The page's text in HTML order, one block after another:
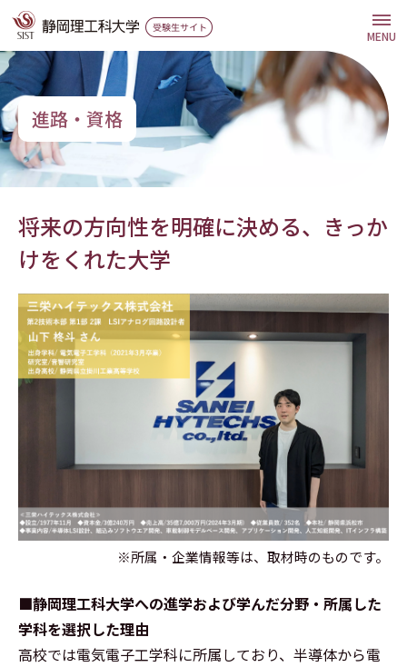
グ
ー
バ
ル
ナ
ビ
ゲ
本
へ
ロ
カ
ル
ナ
ビ
ゲ
ー
フ
タ
ー
へ
MENU
進路・資格
将来の方向性を明確に決める、きっか
けをくれた大学
※所属・企業情報等は、取材時のものです。
■静岡理工科大学への進学および学んだ分野・所属した
学科を選択した理由
高校では電気電子工学科に所属しており、半導体から電